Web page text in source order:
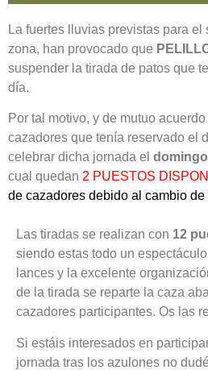
La fuertes lluvias previstas para
zona, han provocado que
suspender la tirada de patos que
día.
Por tal motivo, y de mutuo
cazadores que tenía reservado el
celebrar dicha jornada el
cual quedan 2 PUESTOS
de cazadores debido al cambio de
Las tiradas se realizan con 12
siendo estas todo un
lances y la excelente
de la tirada se reparte la caza
cazadores participantes. Os las
Si estáis interesados en
jornada tras los azulones no